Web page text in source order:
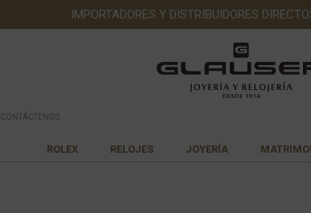
IMPORTADORES Y DISTRIBUIDORES
CONTÁCTENOS
ROLEX RELOJES JOYERÍA